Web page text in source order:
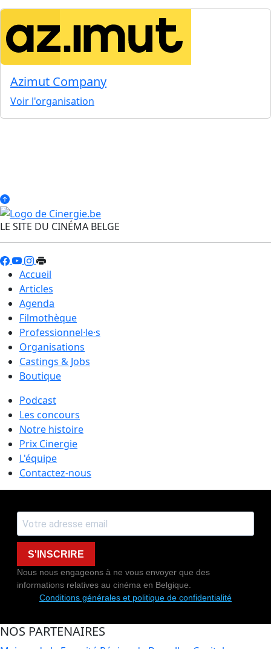
Azimut Company
Voir l'organisation
LE SITE DU CINÉMA BELGE
Accueil
Articles
Agenda
Filmothèque
Professionnel·le·s
Organisations
Castings & Jobs
Boutique
Podcast
Les concours
Notre histoire
Prix Cinergie
L'équipe
Contactez-nous
S'INSCRIRE
Nous nous engageons à ne vous envoyer que des
informations relatives au cinéma en Belgique.
Conditions générales et politique de confidentialité
NOS PARTENAIRES